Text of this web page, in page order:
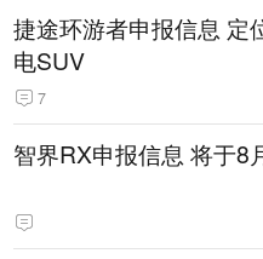
捷途环游者申报信息 定
电SUV
7
智界RX申报信息 将于8